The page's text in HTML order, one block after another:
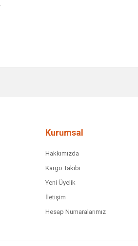
olmalı.
Kurumsal
Hakkımızda
Kargo Takibi
Yeni Üyelik
İletişim
Hesap Numaralarımız